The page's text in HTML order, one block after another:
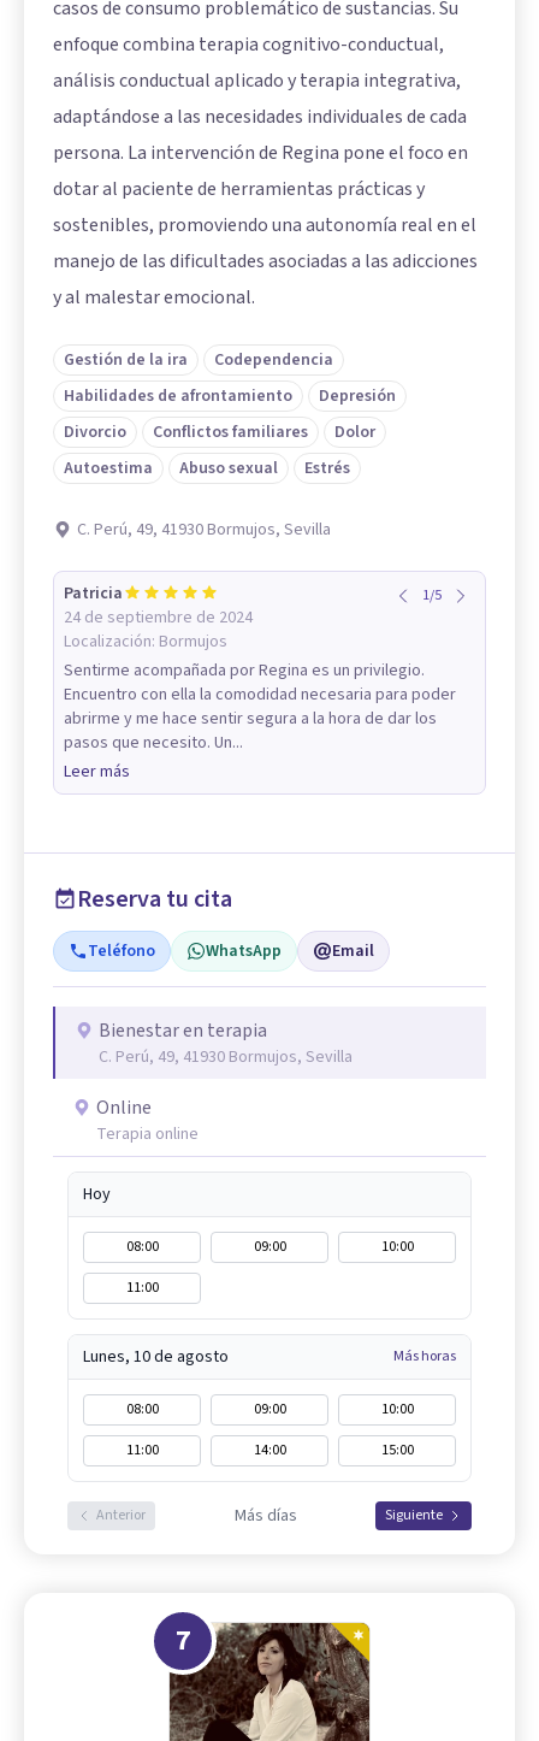
casos de consumo problemático de sustancias. Su
enfoque combina terapia cognitivo-conductual,
análisis conductual aplicado y terapia integrativa,
adaptándose a las necesidades individuales de cada
persona. La intervención de Regina pone el foco en
dotar al paciente de herramientas prácticas y
sostenibles, promoviendo una autonomía real en el
manejo de las dificultades asociadas a las adicciones
y al malestar emocional.
Gestión de la ira
Codependencia
Habilidades de afrontamiento
Depresión
Divorcio
Conflictos familiares
Dolor
Autoestima
Abuso sexual Estrés
C. Perú, 49, 41930 Bormujos, Sevilla
Patricia
24 de septiembre de 2024
Localización: Bormujos
1/5
Sentirme acompañada por Regina es un privilegio.
Encuentro con ella la comodidad necesaria para poder
abrirme y me hace sentir segura a la hora de dar los
pasos que necesito. Un...
Leer más
Reserva tu cita
Teléfono WhatsApp Email
Bienestar en terapia
C. Perú, 49, 41930 Bormujos, Sevilla
Online
Terapia online
Hoy
08:00 09:00
10:00
11:00
Lunes, 10 de agosto Más horas
08:00 09:00
10:00
11:00
14:00 15:00
Anterior Más días Siguiente
7